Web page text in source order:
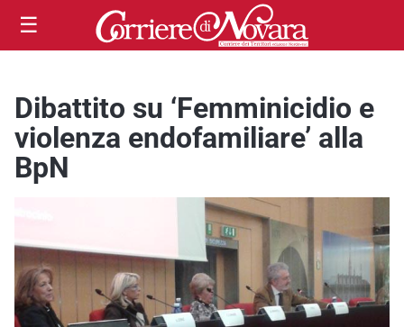
☰
Dibattito su ‘Femminicidio e
violenza endofamiliare’ alla
BpN